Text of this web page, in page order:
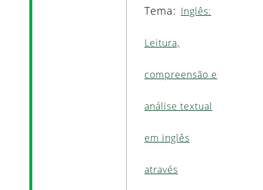
Tema: Inglês:
Leitura,
compreensão e
análise textual
em inglês
através